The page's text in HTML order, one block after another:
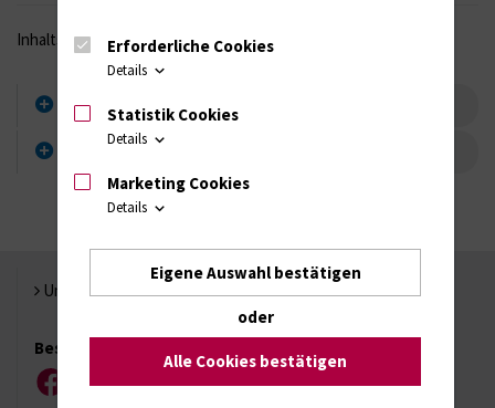
Inhaltsverzeichnis
Basishygieneordnung (BHO)
Universität Rostock
Besuchen Sie uns
FacebookInstagramYouTubeLinkedIn
Xing
Erforderliche Cookies
Details
Statistik Cookies
Details
Marketing Cookies
Details
Eigene Auswahl bestätigen
oder
Alle Cookies bestätigen